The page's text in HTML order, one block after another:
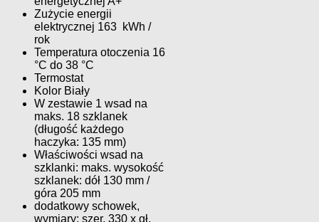
Zużycie energii
elektrycznej 163 kWh /
rok
Temperatura otoczenia 16
°C do 38 °C
Termostat
Kolor Biały
W zestawie 1 wsad na
maks. 18 szklanek
(długość każdego
haczyka: 135 mm)
Właściwości wsad na
szklanki: maks. wysokość
szklanek: dół 130 mm /
góra 205 mm
dodatkowy schowek,
wymiary: szer. 330 x gł.